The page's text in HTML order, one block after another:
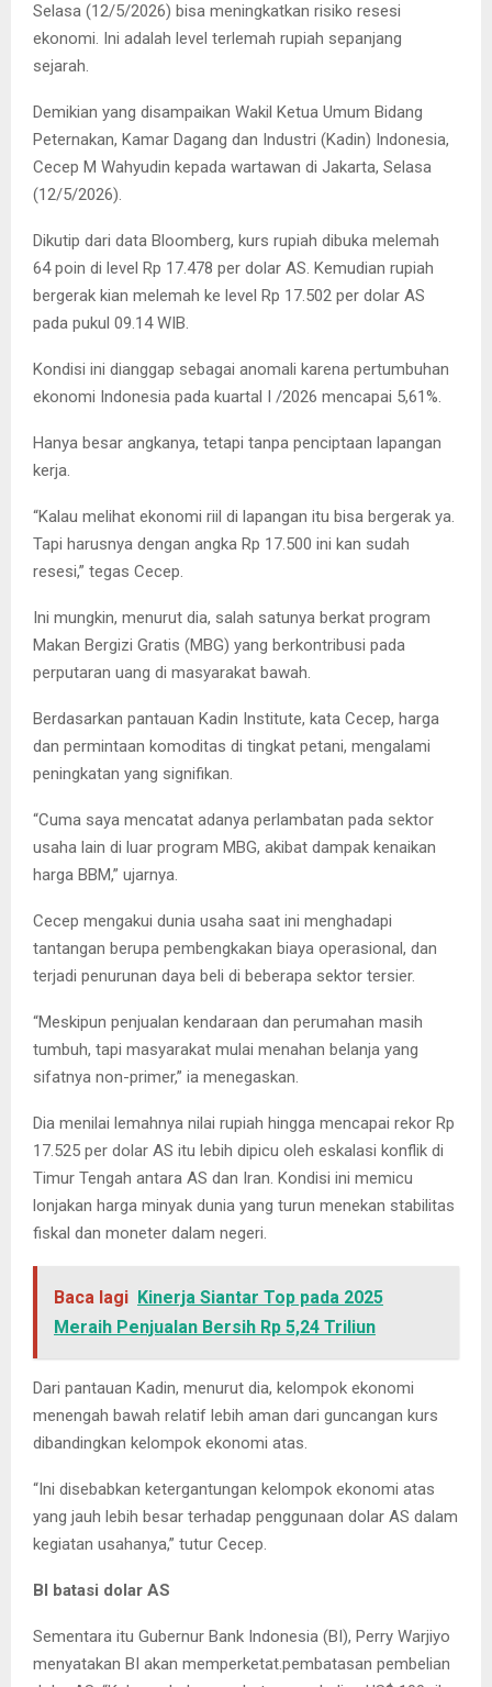
Selasa (12/5/2026) bisa meningkatkan risiko resesi
ekonomi. Ini adalah level terlemah rupiah sepanjang
sejarah.
Demikian yang disampaikan Wakil Ketua Umum Bidang
Peternakan, Kamar Dagang dan Industri (Kadin) Indonesia,
Cecep M Wahyudin kepada wartawan di Jakarta, Selasa
(12/5/2026).
Dikutip dari data Bloomberg, kurs rupiah dibuka melemah
64 poin di level Rp 17.478 per dolar AS. Kemudian rupiah
bergerak kian melemah ke level Rp 17.502 per dolar AS
pada pukul 09.14 WIB.
Kondisi ini dianggap sebagai anomali karena pertumbuhan
ekonomi Indonesia pada kuartal I /2026 mencapai 5,61%.
Hanya besar angkanya, tetapi tanpa penciptaan lapangan
kerja.
“Kalau melihat ekonomi riil di lapangan itu bisa bergerak ya.
Tapi harusnya dengan angka Rp 17.500 ini kan sudah
resesi,” tegas Cecep.
Ini mungkin, menurut dia, salah satunya berkat program
Makan Bergizi Gratis (MBG) yang berkontribusi pada
perputaran uang di masyarakat bawah.
Berdasarkan pantauan Kadin Institute, kata Cecep, harga
dan permintaan komoditas di tingkat petani, mengalami
peningkatan yang signifikan.
“Cuma saya mencatat adanya perlambatan pada sektor
usaha lain di luar program MBG, akibat dampak kenaikan
harga BBM,” ujarnya.
Cecep mengakui dunia usaha saat ini menghadapi
tantangan berupa pembengkakan biaya operasional, dan
terjadi penurunan daya beli di beberapa sektor tersier.
“Meskipun penjualan kendaraan dan perumahan masih
tumbuh, tapi masyarakat mulai menahan belanja yang
sifatnya non-primer,” ia menegaskan.
Dia menilai lemahnya nilai rupiah hingga mencapai rekor Rp
17.525 per dolar AS itu lebih dipicu oleh eskalasi konflik di
Timur Tengah antara AS dan Iran. Kondisi ini memicu
lonjakan harga minyak dunia yang turun menekan stabilitas
fiskal dan moneter dalam negeri.
Baca lagi Kinerja Siantar Top pada 2025
Meraih Penjualan Bersih Rp 5,24 Triliun
Dari pantauan Kadin, menurut dia, kelompok ekonomi
menengah bawah relatif lebih aman dari guncangan kurs
dibandingkan kelompok ekonomi atas.
“Ini disebabkan ketergantungan kelompok ekonomi atas
yang jauh lebih besar terhadap penggunaan dolar AS dalam
kegiatan usahanya,” tutur Cecep.
BI batasi dolar AS
Sementara itu Gubernur Bank Indonesia (BI), Perry Warjiyo
menyatakan BI akan memperketat.pembatasan pembelian